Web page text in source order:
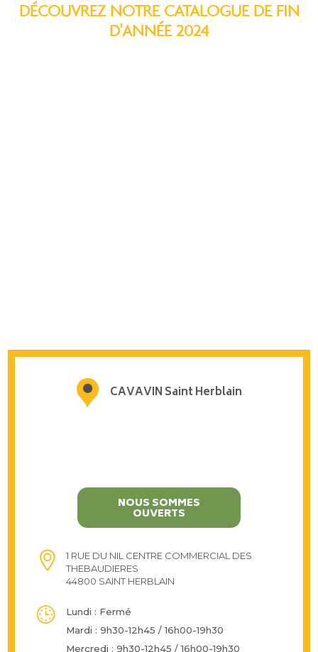
DÉCOUVREZ NOTRE CATALOGUE DE FIN
D'ANNÉE 2024
CAVAVIN Saint Herblain
NOUS SOMMES
OUVERTS
1 RUE DU NIL CENTRE COMMERCIAL DES
THEBAUDIERES
44800 SAINT HERBLAIN
Lundi : Fermé
Mardi : 9h30-12h45 / 16h00-19h30
Mercredi : 9h30-12h45 / 16h00-19h30